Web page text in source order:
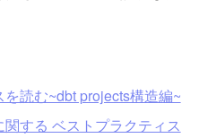
読む~dbt projects構造編~
する ベストプラクティス